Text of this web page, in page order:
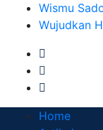
Wismu
Wujudkan
Home